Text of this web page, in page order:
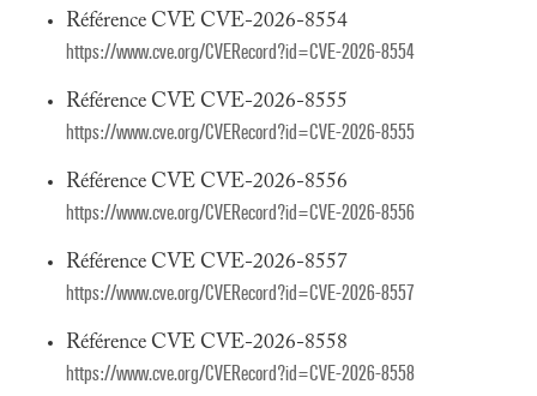
Référence CVE CVE-2026-8554
https://www.cve.org/CVERecord?id=CVE-2026-8554
Référence CVE CVE-2026-8555
https://www.cve.org/CVERecord?id=CVE-2026-8555
Référence CVE CVE-2026-8556
https://www.cve.org/CVERecord?id=CVE-2026-8556
Référence CVE CVE-2026-8557
https://www.cve.org/CVERecord?id=CVE-2026-8557
Référence CVE CVE-2026-8558
https://www.cve.org/CVERecord?id=CVE-2026-8558